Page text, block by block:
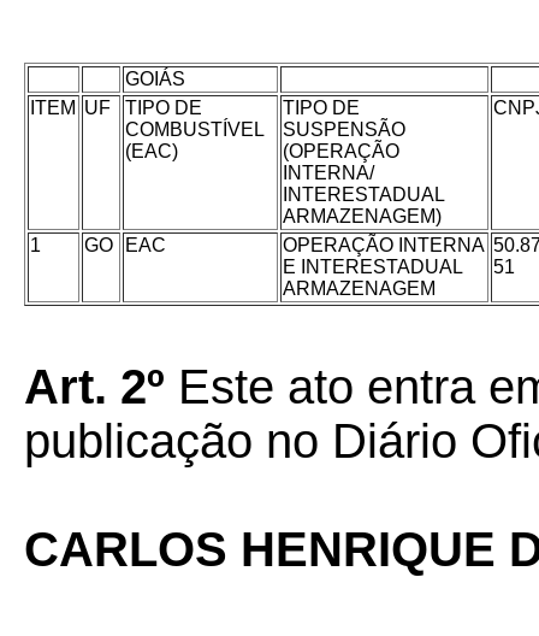
GOIÁS
ITEM UF
TIPO DE
COMBUSTÍVEL
(EAC)
TIPO DE
SUSPENSÃO
(OPERAÇÃO
INTERNA/
INTERESTADUAL
ARMAZENAGEM)
1 GO EAC
OPERAÇÃO INTERNA
E INTERESTADUAL
ARMAZENAGEM
51
Art. 2º Este ato entra
publicação no Diário
CARLOS HENRIQUE